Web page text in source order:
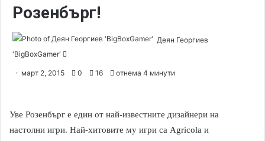
Розенбърг!
Деян Георгиев
'BigBoxGamer'
n
март 2, 2015 0 16 отнема 4 минути
Уве Розенбърг е един от най-известните дизайнери на
настолни игри. Най-хитовите му игри са Agricola и